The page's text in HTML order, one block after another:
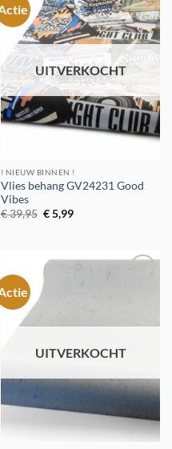
Toevoegen
aan
verlanglijst
UITVERKOCHT
! NIEUW BINNEN !
Vlies behang GV24231 Good
Vibes
€39,95 Oorspronkelijke
prijs
€5,99Huidige
UITVERKOCHT